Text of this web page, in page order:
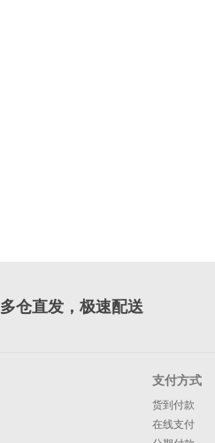
多仓直发，极速配送
支付方式
货到付款
在线支付